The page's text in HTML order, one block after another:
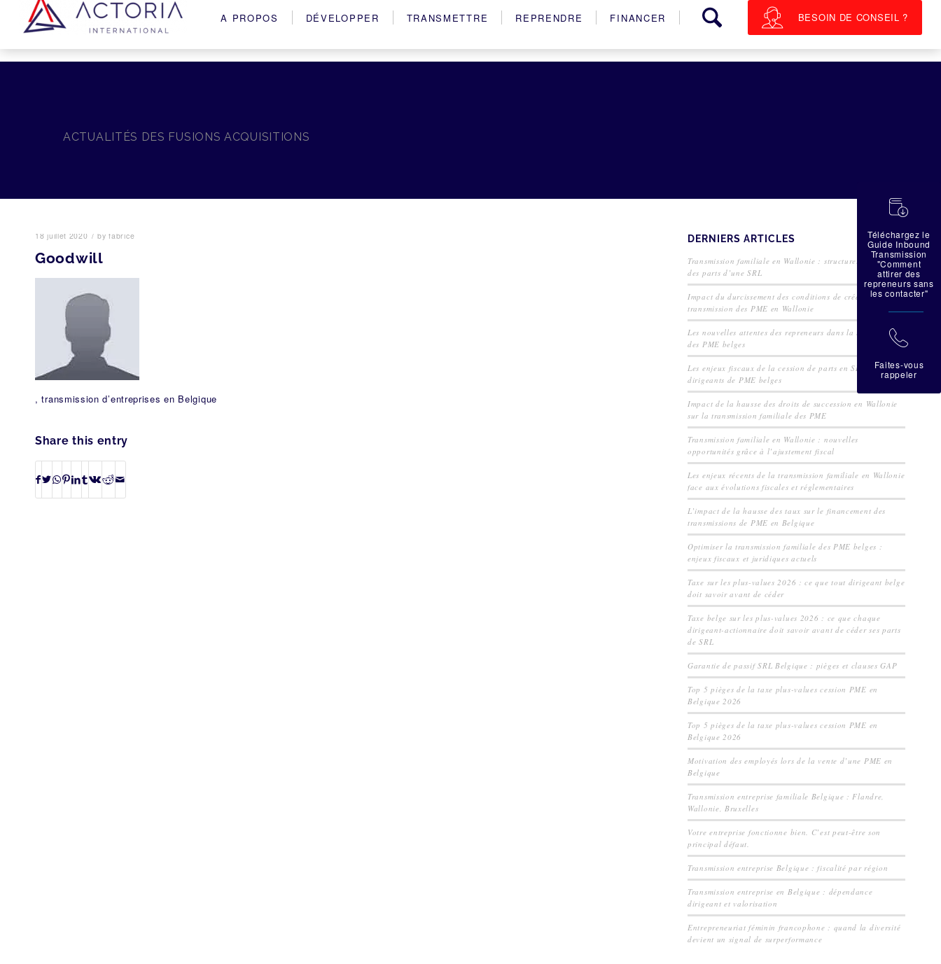
A PROPOS DÉVELOPPER TRANSMETTRE REPRENDRE FINANCER BESOIN DE CONSEIL ?
ACTUALITÉS DES FUSIONS ACQUISITIONS
18 juillet 2020 / byfabrice
Goodwill
, transmission d’entreprises en Belgique
Share this entry
DERNIERS ARTICLES
Transmission familiale en Wallonie : structurer la cession
des parts d’une SRL
Impact du durcissement des conditions de crédit sur la
transmission des PME en Wallonie
Les nouvelles attentes des repreneurs dans la transmission
des PME belges
Les enjeux fiscaux de la cession de parts en SRL pour les
dirigeants de PME belges
Impact de la hausse des droits de succession en Wallonie
sur la transmission familiale des PME
Transmission familiale en Wallonie : nouvelles
opportunités grâce à l’ajustement fiscal
Les enjeux récents de la transmission familiale en Wallonie
face aux évolutions fiscales et réglementaires
L’impact de la hausse des taux sur le financement des
transmissions de PME en Belgique
Optimiser la transmission familiale des PME belges :
enjeux fiscaux et juridiques actuels
Taxe sur les plus-values 2026 : ce que tout dirigeant belge
doit savoir avant de céder
Taxe belge sur les plus-values 2026 : ce que chaque
dirigeant-actionnaire doit savoir avant de céder ses parts
de SRL
Garantie de passif SRL Belgique : pièges et clauses GAP
Top 5 pièges de la taxe plus-values cession PME en
Belgique 2026
Top 5 pièges de la taxe plus-values cession PME en
Belgique 2026
Motivation des employés lors de la vente d’une PME en
Belgique
Transmission entreprise familiale Belgique : Flandre,
Wallonie, Bruxelles
Votre entreprise fonctionne bien. C’est peut-être son
principal défaut.
Transmission entreprise Belgique : fiscalité par région
Transmission entreprise en Belgique : dépendance
dirigeant et valorisation
Entrepreneuriat féminin francophone : quand la diversité
devient un signal de surperformance
蠟
Téléchargez le
Guide Inbound
Transmission
"Comment
attirer des
repreneurs sans
les contacter"
拉
Faites-vous
rappeler